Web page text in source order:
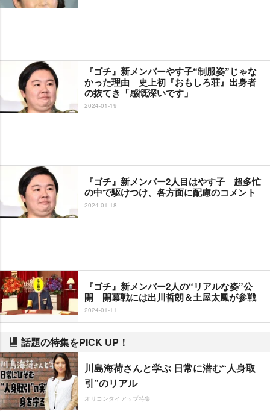
『ゴチ』新メンバーやす子“制服姿”じゃな
かった理由 史上初『おもしろ荘』出身者
の抜てき「感慨深いです」
2024-01-19
『ゴチ』新メンバー2人目はやす子 超多忙
の中で駆けつけ、各方面に配慮のコメント
2024-01-18
『ゴチ』新メンバー2人の“リアルな姿”公
開 開幕戦には出川哲朗＆土屋太鳳が参戦
2024-01-11
話題の特集をPICK UP！
川島海荷さんと学ぶ 日常に潜む“人身取
引”のリアル
オリコンタイアップ特集